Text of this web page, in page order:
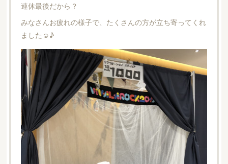
連休最後だから？
みなさんお疲れの様子で、たくさんの方が立ち寄ってくれ
ました☺︎♪